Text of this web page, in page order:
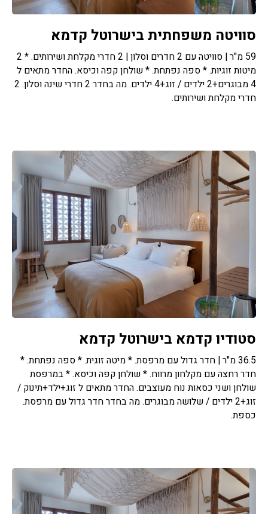
סוויטה משפחתית בישרוטל קדמא
59 מ"ר | סוויטה עם 2 חדרים וסלון | 2 חדרי מקלחת ושירותים. * 2
מיטות זוגיות. * ספה נפתחת. * שולחן קפה וכיסא. החדר מתאים ל
4 מבוגרים+2 ילדים / זוג+4 ילדים. מה בחדר 2 חדרי שינה וסלון. 2
חדרי מקלחת ושירותים.
סטודיו קדמא בישרוטל קדמא
36.5 מ"ר | חדר גדול עם מרפסת. * מיטה זוגית. * ספה נפתחת. *
חדר רחצה עם מקלחון מרווח. * שולחן קפה וכיסא. * במרפסת
שולחן ושני כסאות נוח מעוצבים. החדר מתאים ל זוג+ילד+תינוק /
זוג+2 ילדים / שלושה מבוגרים. מה בחדר חדר גדול עם מרפסת.
כספת.